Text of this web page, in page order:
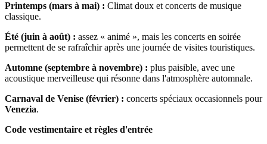
Printemps (mars à mai) : Climat doux et concerts de musique
classique.
Été (juin à août) : assez « animé », mais les concerts en soirée
permettent de se rafraîchir après une journée de visites touristiques.
Automne (septembre à novembre) : plus paisible, avec une
acoustique merveilleuse qui résonne dans l'atmosphère automnale.
Carnaval de Venise (février) : concerts spéciaux occasionnels pour
Venezia.
Code vestimentaire et règles d'entrée